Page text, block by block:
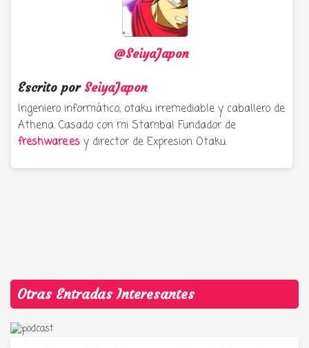
@SeiyaJapon
Escrito por SeiyaJapon
Ingeniero informático, otaku irremediable y caballero de
Athena. Casado con mi Stamba! Fundador de
freshware.es y director de Expresion Otaku.
Otras Entradas Interesantes